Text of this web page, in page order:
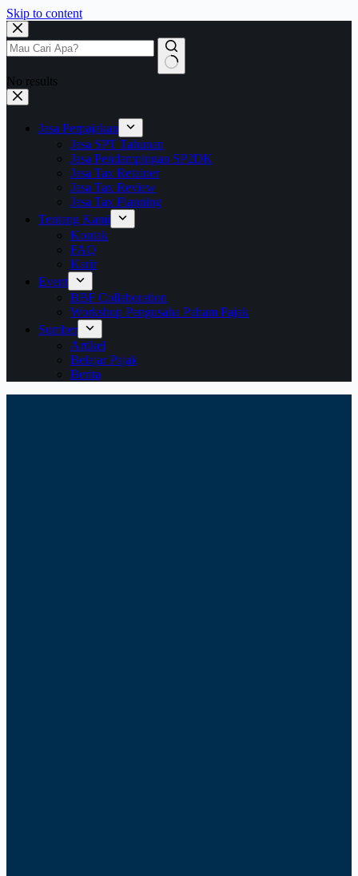
Skip to content
No results
Jasa Perpajakan
Jasa SPT Tahunan
Jasa Pendampingan SP2DK
Jasa Tax Retainer
Jasa Tax Review
Jasa Tax Planning
Tentang Kami
Kontak
FAQ
Karir
Event
BBF Collaboration
Workshop Pengusaha Paham Pajak
Sumber
Artikel
Belajar Pajak
Berita